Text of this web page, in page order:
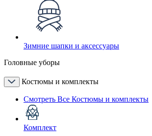
Зимние шапки и аксессуары
Головные уборы
Костюмы и комплекты
Смотреть Все Костюмы и комплекты
Комплект